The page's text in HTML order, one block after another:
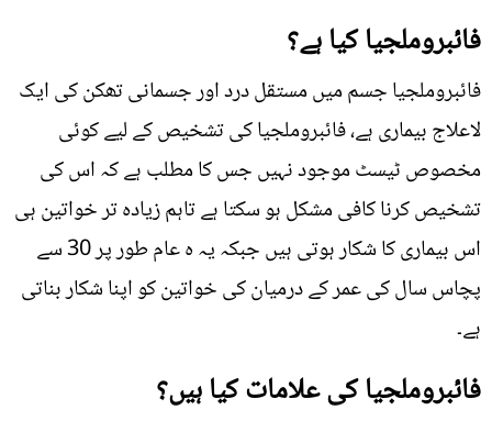
فائبروملجیا کیا ہے؟
فائبروملجیا جسم میں مستقل درد اور جسمانی تھکن کی ایک
لاعلاج بیماری ہے، فائبروملجیا کی تشخیص کے لیے کوئی
مخصوص ٹیسٹ موجود نہیں جس کا مطلب ہے کہ اس کی
تشخیص کرنا کافی مشکل ہو سکتا ہے تاہم زیادہ تر خواتین ہی
اس بیماری کا شکار ہوتی ہیں جبکہ یہ ہ عام طور پر 30 سے
پچاس سال کی عمر کے درمیان کی خواتین کو اپنا شکار بناتی
ہے۔
فائبروملجیا کی علامات کیا ہیں؟